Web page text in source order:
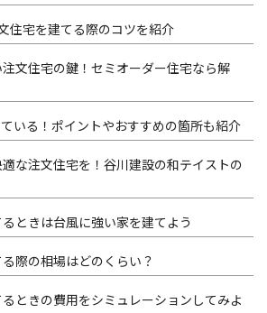
住宅を建てる際のコツを紹介
文住宅の鍵！セミオーダー住宅なら解
いる！ポイントやおすすめの箇所も紹介
な注文住宅を！谷川建設の和テイストの
ときは台風に強い家を建てよう
際の相場はどのくらい？
ときの費用をシミュレーションしてみよ